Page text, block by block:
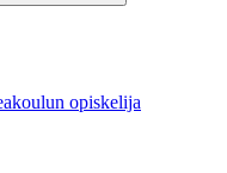
opiskelija